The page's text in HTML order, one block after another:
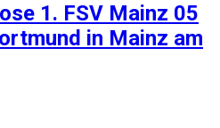
1. FSV Mainz 05
in Mainz am